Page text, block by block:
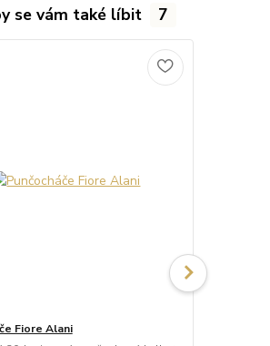
se vám také líbit 7
Fiore Alani